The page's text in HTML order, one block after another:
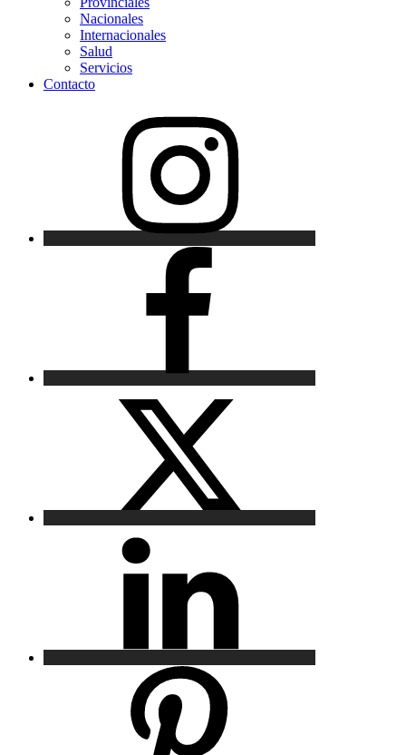
Nacionales
Internacionales
Salud
Servicios
Contacto